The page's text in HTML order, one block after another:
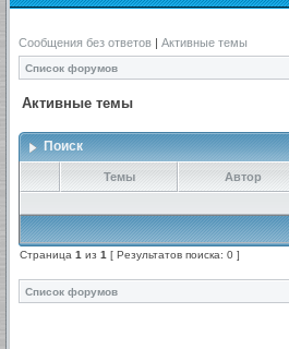
Сообщения без ответов | Активные темы
Список форумов
Активные темы
Поиск
Темы Автор
Страница 1 из 1 [ Результатов поиска: 0 ]
Список форумов